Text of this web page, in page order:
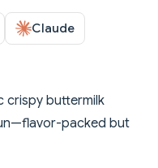
Claude
crispy buttermilk
packed but